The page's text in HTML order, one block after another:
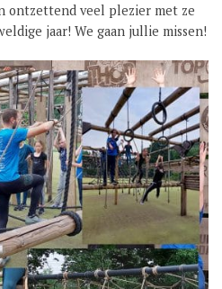
ontzettend veel plezier met ze
jaar! We gaan jullie missen!